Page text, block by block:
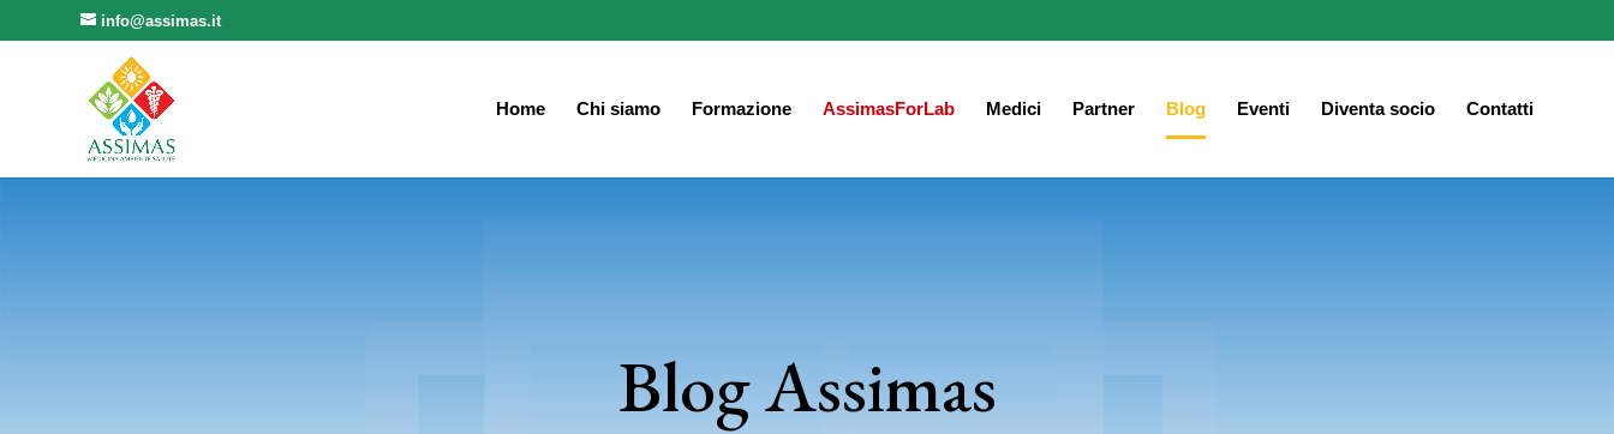
info@assimas.it
Home Chi siamo Formazione AssimasForLab Medici Partner Blog Eventi Diventa socio Contatti
Blog Assimas